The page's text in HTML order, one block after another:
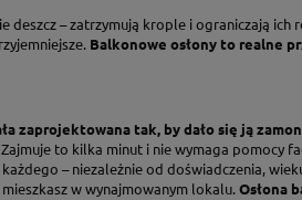
deszcz – zatrzymują krople i ograniczają ich
Balkonowe osłony to realne
zaprojektowana tak, by dało się ją
to kilka minut i nie wymaga pomocy
– niezależnie od doświadczenia,
w wynajmowanym lokalu.Osłona